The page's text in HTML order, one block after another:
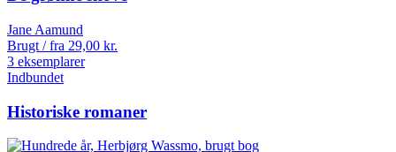
Jane Aamund
Brugt / fra 29,00 kr.
3 eksemplarer
Indbundet
Historiske romaner